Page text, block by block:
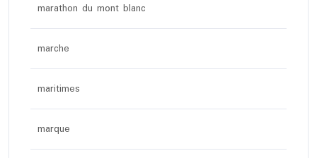
marathon du mont blanc
marche
maritimes
marque